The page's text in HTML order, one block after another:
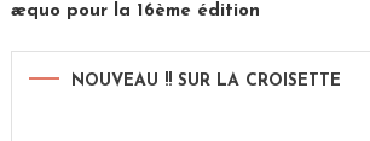
æquo pour la 16ème édition
NOUVEAU !! SUR LA CROISETTE